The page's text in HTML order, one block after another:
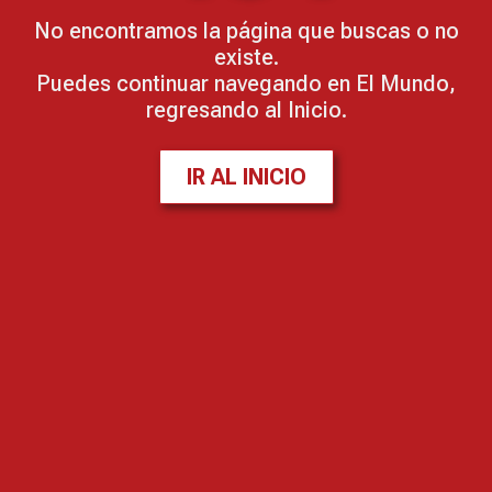
No encontramos la página que buscas o no
existe.
Puedes continuar navegando en El Mundo,
regresando al Inicio.
IR AL INICIO